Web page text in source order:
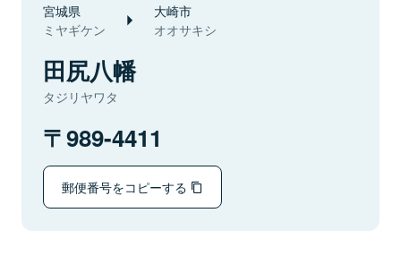
宮城県
ミヤギケン
大崎市
オオサキシ
田尻八幡
タジリヤワタ
989-4411
郵便番号をコピーする